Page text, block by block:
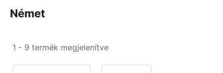
Német
1 - 9 termék megjelenítve